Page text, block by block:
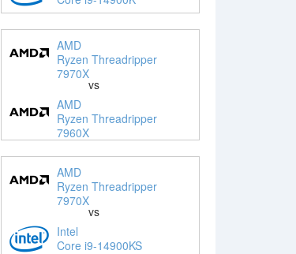
AMD
Ryzen Threadripper
7970X
vs
AMD
Ryzen Threadripper
7960X
AMD
Ryzen Threadripper
7970X
vs
Intel
Core i9-14900KS